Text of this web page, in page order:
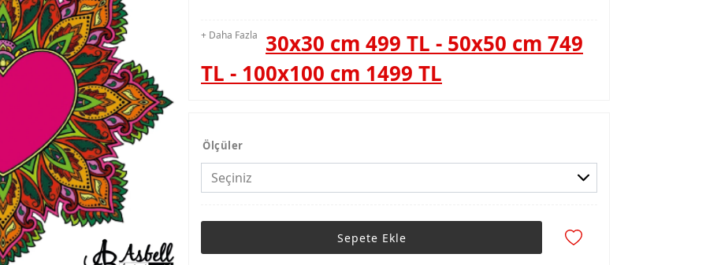
+ Daha Fazla
30x30 cm 499 TL - 50x50 cm 749
TL - 100x100 cm 1499 TL
Ölçüler
Sepete Ekle